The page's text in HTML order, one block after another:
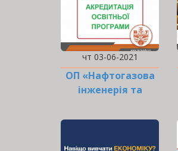
чт 03-06-2021
ОП «Нафтогазова
інженерія та